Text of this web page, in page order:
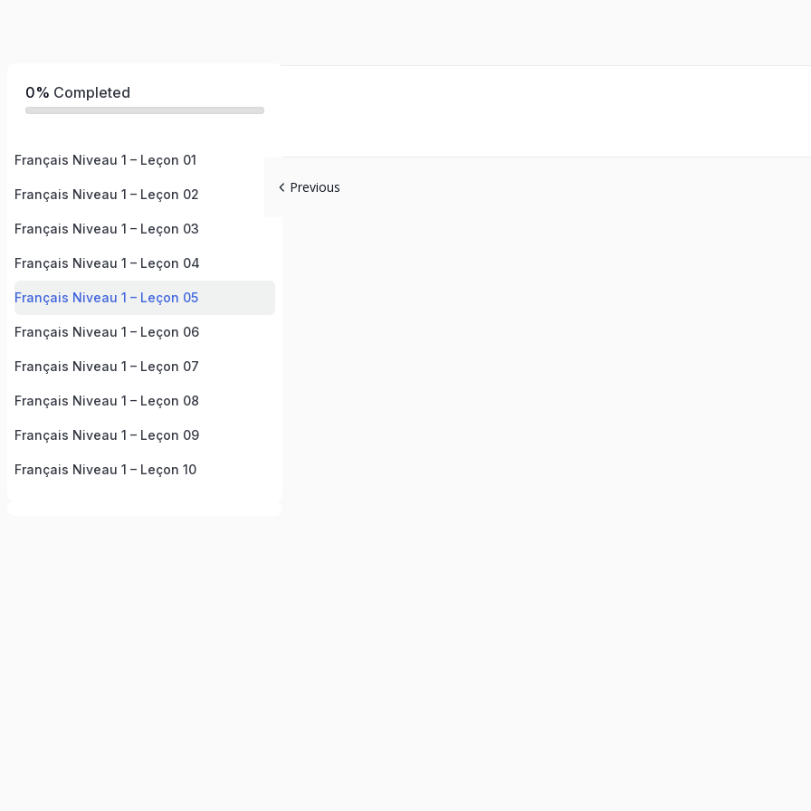
0% Completed
Français Niveau 1 – Leçon 01
Français Niveau 1 – Leçon 02
Français Niveau 1 – Leçon 03
Français Niveau 1 – Leçon 04
Français Niveau 1 – Leçon 05
Français Niveau 1 – Leçon 06
Français Niveau 1 – Leçon 07
Français Niveau 1 – Leçon 08
Français Niveau 1 – Leçon 09
Français Niveau 1 – Leçon 10
Previous